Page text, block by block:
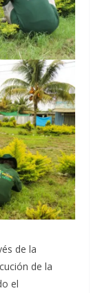
de la
de la
el